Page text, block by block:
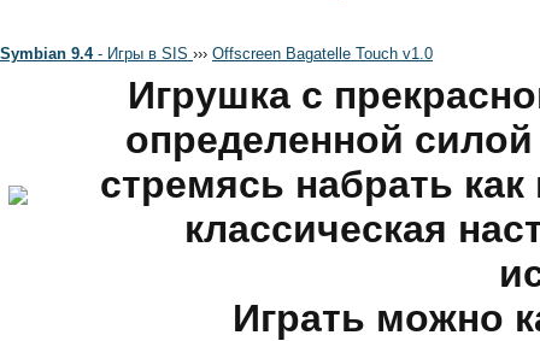
Symbian 9.4- Игры в SIS ››› Offscreen Bagatelle Touch v1.0
Игрушка с
определенной
стремясь набрать
классическая
Играть можно